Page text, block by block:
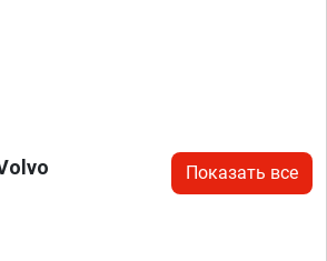
Показать все